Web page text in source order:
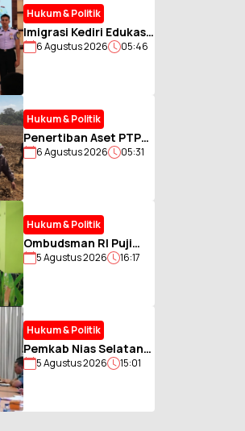
Hukum & Politik
Imigrasi Kediri Edukasi
Pelajar SMKN 2
6 Agustus 2026 05:46
Hukum & Politik
Penertiban Aset PTPN
I Regional 5 di Jember
6 Agustus 2026 05:31
Hukum & Politik
Ombudsman RI Puji
Layanan RSD dr.
5 Agustus 2026 16:17
Hukum & Politik
Pemkab Nias Selatan
Matangkan Persiapan
Utama Disiapkan
5 Agustus 2026 15:01